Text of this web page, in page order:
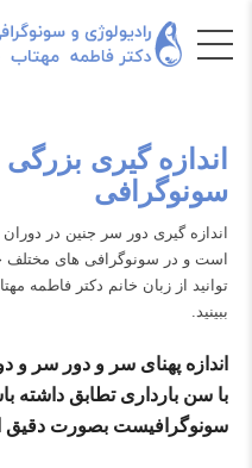
اندازه گیری
سونوگرافی
اندازه گیری دور سر جنین در
است و در سونوگرافی های مختلف
توانید از زبان خانم دکتر فاطمه
ببینید.
اندازه پهنای سر و دور سر و
با سن بارداری تطابق داشته
سونوگرافیست بصورت دقیق